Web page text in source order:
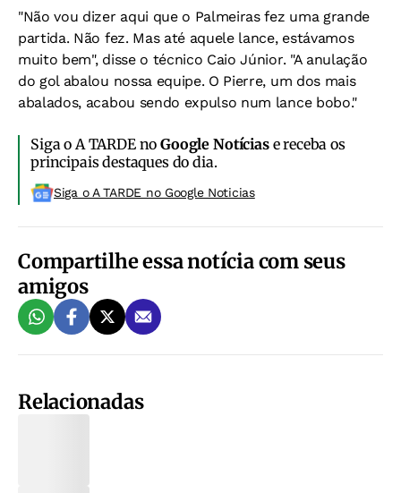
"Não vou dizer aqui que o Palmeiras fez uma grande
partida. Não fez. Mas até aquele lance, estávamos
muito bem", disse o técnico Caio Júnior. "A anulação
do gol abalou nossa equipe. O Pierre, um dos mais
abalados, acabou sendo expulso num lance bobo."
Siga o A TARDE noGoogle Notíciase receba os
principais destaques do dia.
Siga o A TARDE no Google Noticias
Compartilhe essa notícia com seus
amigos
Relacionadas